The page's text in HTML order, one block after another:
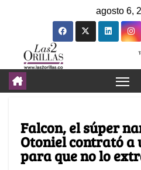
agosto 6,
Falcon, el súper
Otoniel contrató a
para que no lo